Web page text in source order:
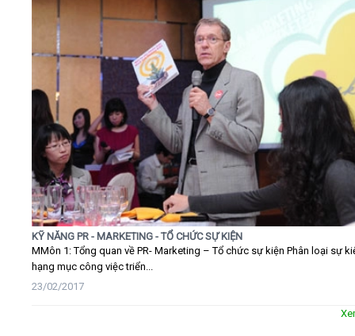
KỸ NĂNG PR - MARKETING - TỔ CHỨC SỰ KIỆN
MMôn 1: Tổng quan về PR- Marketing – Tổ chức sự kiện Phân loại sự
hạng mục công việc triển...
23/02/2017